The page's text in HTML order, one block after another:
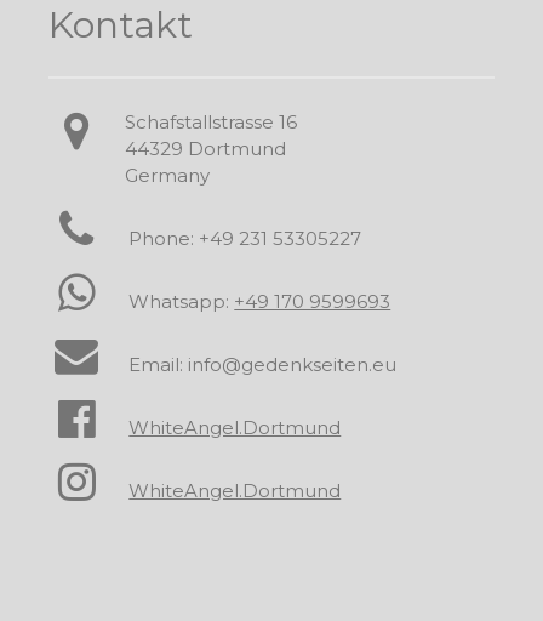
Kontakt
Schafstallstrasse 16
44329 Dortmund
Germany
Phone: +49 231 53305227
Whatsapp: +49 170 9599693
Email: info@gedenkseiten.eu
WhiteAngel.Dortmund
WhiteAngel.Dortmund